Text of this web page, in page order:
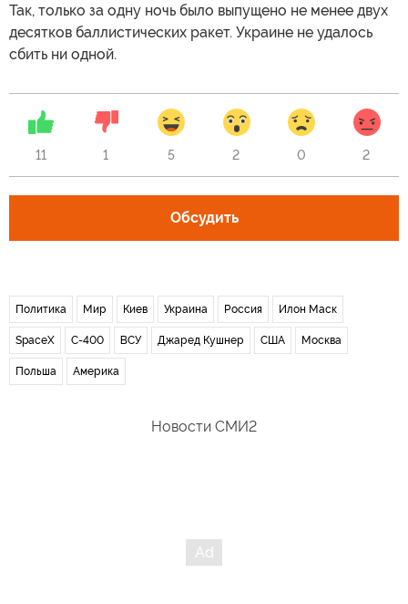
Так, только за одну ночь было выпущено не менее двух
десятков баллистических ракет. Украине не удалось
сбить ни одной.
11 1 5 2 0 2
Обсудить
Политика Мир Киев Украина Россия Илон Маск
SpaceX С-400 ВСУ Джаред Кушнер США Москва
Польша Америка
Новости СМИ2